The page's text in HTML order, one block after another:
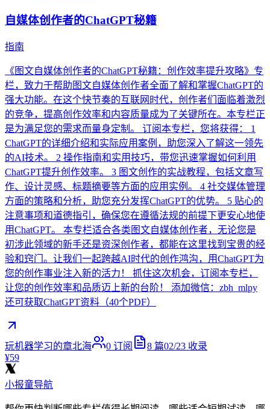
自媒体创作者的ChatGPT秘籍
指南
《图文自媒体创作者的ChatGPT秘籍：创作效率提升攻略》专
栏，致力于帮助图文自媒体创作者全面了解和掌握ChatGPT的
强大功能。在这个快节奏的互联网时代，创作者们面临着激烈
的竞争，提高创作效率和内容质量成为了关键所在。本专栏正
是为满足您的需求而量身定制。 订阅本专栏，您将获得： 1
ChatGPT的详细介绍和实际应用案例，助您深入了解这一领先
的AI技术。 2 操作指南和实用技巧，带您迅速掌握如何利用
ChatGPT提升创作效率。 3 图文创作的实战教程，包括文章写
作、设计灵感、标题摘要等方面的应用实例。 4 社交媒体管理
方面的策略和分析，助您充分发挥ChatGPT的优势。 5 贴心的
注意事项和道德指引，确保您在遵循法规的前提下更安心地使
用ChatGPT。 本专栏适合各类图文自媒体创作者，无论您是
初涉此领域的新手还是资深创作者，都能在这里找到宝贵的经
验和窍门。让我们一起跨越AI时代的创作鸿沟，用ChatGPT为
您的创作事业注入新的活力！ 抓住这次机会，订阅本专栏，
让您的创作效率和品质迈上新的台阶！ 添加微信：zbh_mlpy
还可获取ChatGPT资料（40个PDF）
玩机器学习的章北海 0 订阅 8 篇02/23 收录
¥59
小报童导航